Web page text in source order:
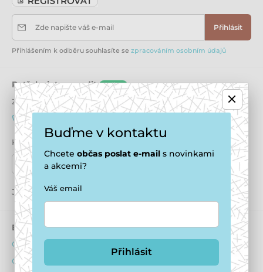
Zde napište váš e-mail Přihlásit
Přihlášením k odběru souhlasíte se zpracováním osobním údajů
Potřebujete poradit online
Zákaznický servis je k dispozici
+420 771 194 837
info@puppydaycare.cz
Kde nás najdete
Naše prodejny
Jsme také na: Instagram
E-shop
Obchodní podmínky
Ochrana osobních údajů
Psí hotel
Buďme v kontaktu
Chcete občas poslat e-mail s novinkami
a akcemi?
Váš email
Přihlásit